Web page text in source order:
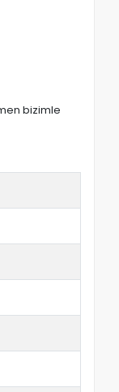
bizimle